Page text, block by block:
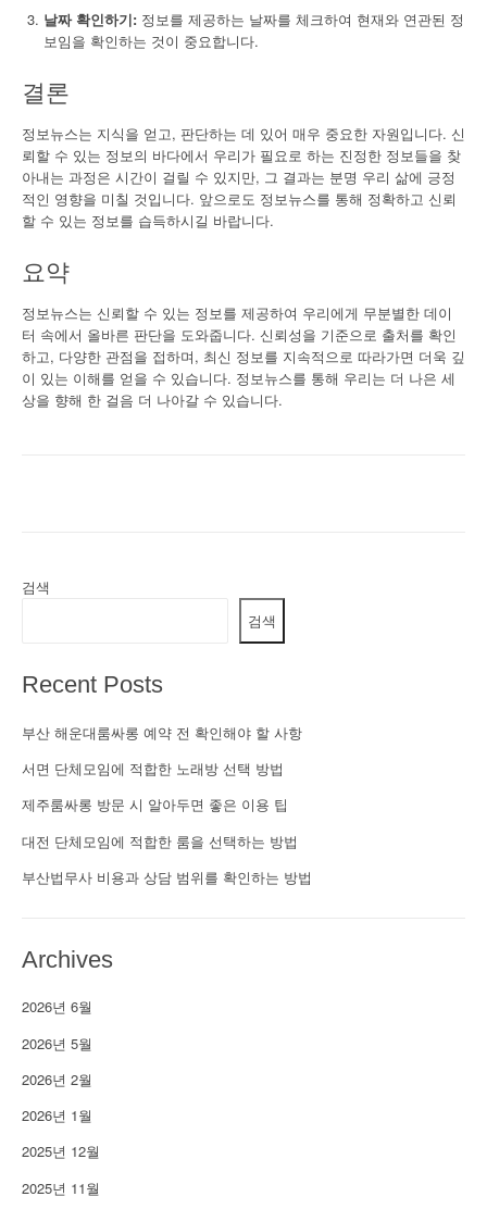
날짜 확인하기: 정보를 제공하는 날짜를 체크하여 현재와 연관된 정
보임을 확인하는 것이 중요합니다.
결론
정보뉴스는 지식을 얻고, 판단하는 데 있어 매우 중요한 자원입니다. 신
뢰할 수 있는 정보의 바다에서 우리가 필요로 하는 진정한 정보들을 찾
아내는 과정은 시간이 걸릴 수 있지만, 그 결과는 분명 우리 삶에 긍정
적인 영향을 미칠 것입니다. 앞으로도 정보뉴스를 통해 정확하고 신뢰
할 수 있는 정보를 습득하시길 바랍니다.
요약
정보뉴스는 신뢰할 수 있는 정보를 제공하여 우리에게 무분별한 데이
터 속에서 올바른 판단을 도와줍니다. 신뢰성을 기준으로 출처를 확인
하고, 다양한 관점을 접하며, 최신 정보를 지속적으로 따라가면 더욱 깊
이 있는 이해를 얻을 수 있습니다. 정보뉴스를 통해 우리는 더 나은 세
상을 향해 한 걸음 더 나아갈 수 있습니다.
검색
검색
Recent Posts
부산 해운대룸싸롱 예약 전 확인해야 할 사항
서면 단체모임에 적합한 노래방 선택 방법
제주룸싸롱 방문 시 알아두면 좋은 이용 팁
대전 단체모임에 적합한 룸을 선택하는 방법
부산법무사 비용과 상담 범위를 확인하는 방법
Archives
2026년 6월
2026년 5월
2026년 2월
2026년 1월
2025년 12월
2025년 11월